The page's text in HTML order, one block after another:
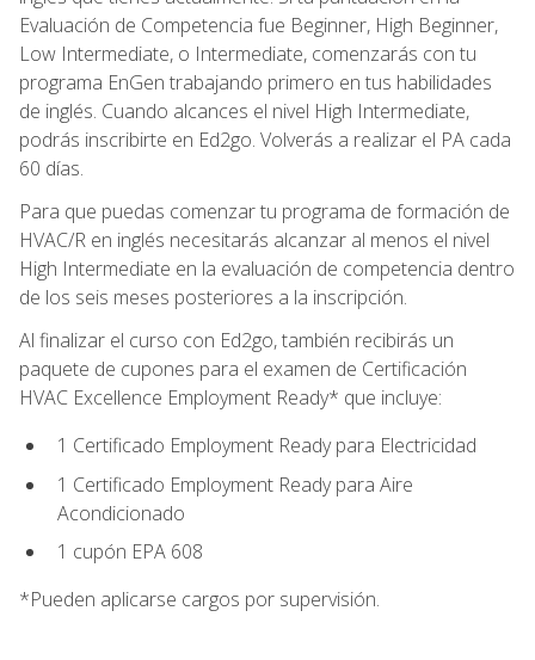
Evaluación de Competencia fue Beginner, High Beginner,
Low Intermediate, o Intermediate, comenzarás con tu
programa EnGen trabajando primero en tus habilidades
de inglés. Cuando alcances el nivel High Intermediate,
podrás inscribirte en Ed2go. Volverás a realizar el PA cada
60 días.
Para que puedas comenzar tu programa de formación de
HVAC/R en inglés necesitarás alcanzar al menos el nivel
High Intermediate en la evaluación de competencia dentro
de los seis meses posteriores a la inscripción.
Al finalizar el curso con Ed2go, también recibirás un
paquete de cupones para el examen de Certificación
HVAC Excellence Employment Ready* que incluye:
1 Certificado Employment Ready para Electricidad
1 Certificado Employment Ready para Aire
Acondicionado
1 cupón EPA 608
*Pueden aplicarse cargos por supervisión.